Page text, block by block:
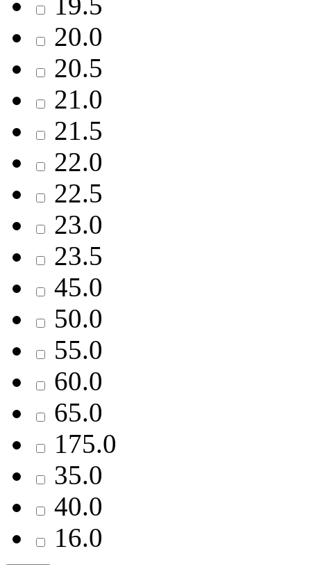
20.0
20.5
21.0
21.5
22.0
22.5
23.0
23.5
45.0
50.0
55.0
60.0
65.0
175.0
35.0
40.0
16.0